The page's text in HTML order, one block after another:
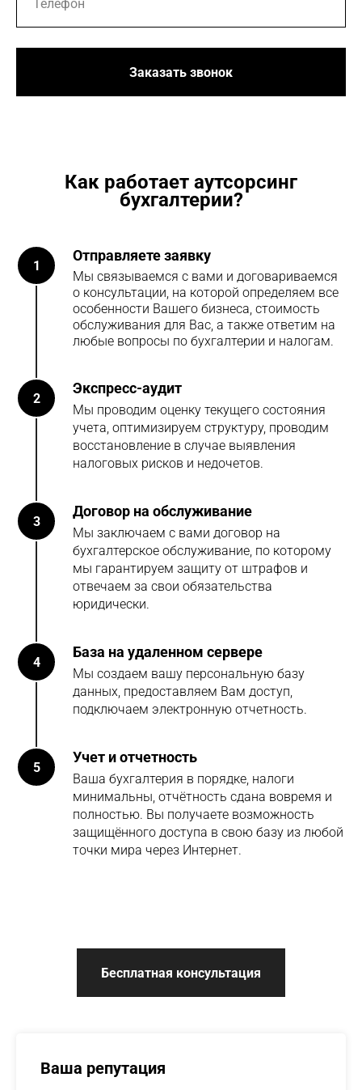
Заказать звонок
Как работает аутсорсинг
бухгалтерии?
1
Отправляете заявку
Мы связываемся с вами и договариваемся
о консультации, на которой определяем все
особенности Вашего бизнеса, стоимость
обслуживания для Вас, а также ответим на
любые вопросы по бухгалтерии и налогам.
2
Экспресс-аудит
Мы проводим оценку текущего состояния
учета, оптимизируем структуру, проводим
восстановление в случае выявления
налоговых рисков и недочетов.
3
Договор на обслуживание
Мы заключаем с вами договор на
бухгалтерское обслуживание, по которому
мы гарантируем защиту от штрафов и
отвечаем за свои обязательства
юридически.
4
База на удаленном сервере
Мы создаем вашу персональную базу
данных, предоставляем Вам доступ,
подключаем электронную отчетность.
5
Учет и отчетность
Ваша бухгалтерия в порядке, налоги
минимальны, отчётность сдана вовремя и
полностью. Вы получаете возможность
защищённого доступа в свою базу из любой
точки мира через Интернет.
Бесплатная консультация
Ваша репутация